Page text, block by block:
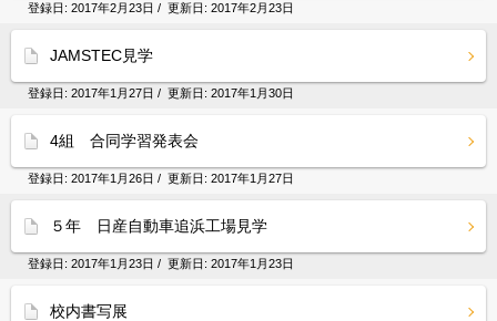
登録日: 2017年2月23日 / 更新日: 2017年2月23日
JAMSTEC見学
登録日: 2017年1月27日 / 更新日: 2017年1月30日
4組 合同学習発表会
登録日: 2017年1月26日 / 更新日: 2017年1月27日
５年 日産自動車追浜工場見学
登録日: 2017年1月23日 / 更新日: 2017年1月23日
校内書写展